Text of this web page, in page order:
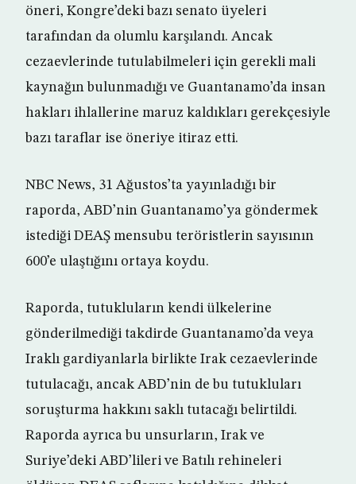
öneri, Kongre’deki bazı senato üyeleri
tarafından da olumlu karşılandı. Ancak
cezaevlerinde tutulabilmeleri için gerekli mali
kaynağın bulunmadığı ve Guantanamo’da insan
hakları ihlallerine maruz kaldıkları gerekçesiyle
bazı taraflar ise öneriye itiraz etti.
NBC News, 31 Ağustos’ta yayınladığı bir
raporda, ABD’nin Guantanamo’ya göndermek
istediği DEAŞ mensubu teröristlerin sayısının
600’e ulaştığını ortaya koydu.
Raporda, tutukluların kendi ülkelerine
gönderilmediği takdirde Guantanamo’da veya
Iraklı gardiyanlarla birlikte Irak cezaevlerinde
tutulacağı, ancak ABD’nin de bu tutukluları
soruşturma hakkını saklı tutacağı belirtildi.
Raporda ayrıca bu unsurların, Irak ve
Suriye’deki ABD’lileri ve Batılı rehineleri